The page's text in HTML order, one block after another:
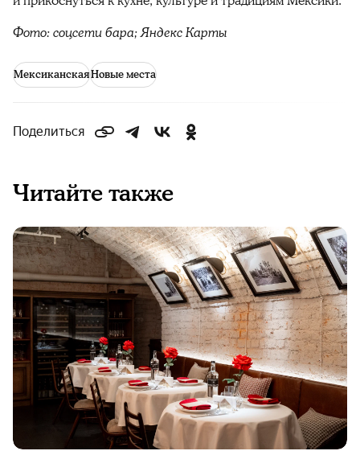
Фото: соцсети бара; Яндекс Карты
МексиканскаяНовые места
Поделиться
Читайте также